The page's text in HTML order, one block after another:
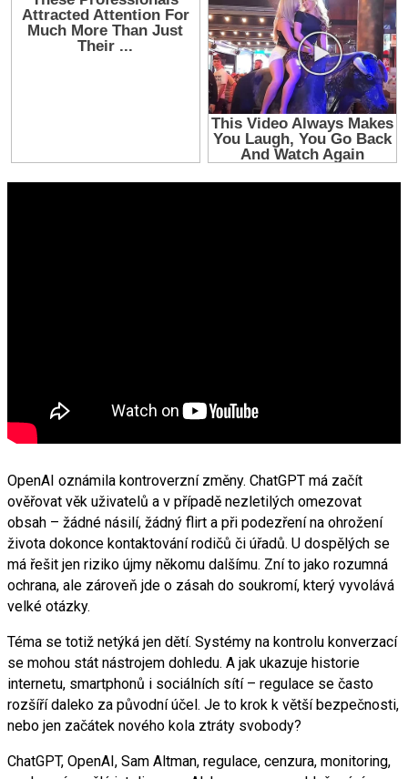
OpenAI oznámila kontroverzní změny. ChatGPT má začít
ověřovat věk uživatelů a v případě nezletilých omezovat
obsah – žádné násilí, žádný flirt a při podezření na ohrožení
života dokonce kontaktování rodičů či úřadů. U dospělých se
má řešit jen riziko újmy někomu dalšímu. Zní to jako rozumná
ochrana, ale zároveň jde o zásah do soukromí, který vyvolává
velké otázky.
Téma se totiž netýká jen dětí. Systémy na kontrolu konverzací
se mohou stát nástrojem dohledu. A jak ukazuje historie
internetu, smartphonů i sociálních sítí – regulace se často
rozšíří daleko za původní účel. Je to krok k větší bezpečnosti,
nebo jen začátek nového kola ztráty svobody?
ChatGPT, OpenAI, Sam Altman, regulace, cenzura, monitoring,